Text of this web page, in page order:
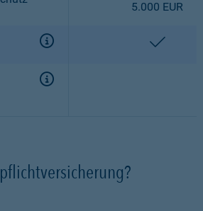
5.000 EUR